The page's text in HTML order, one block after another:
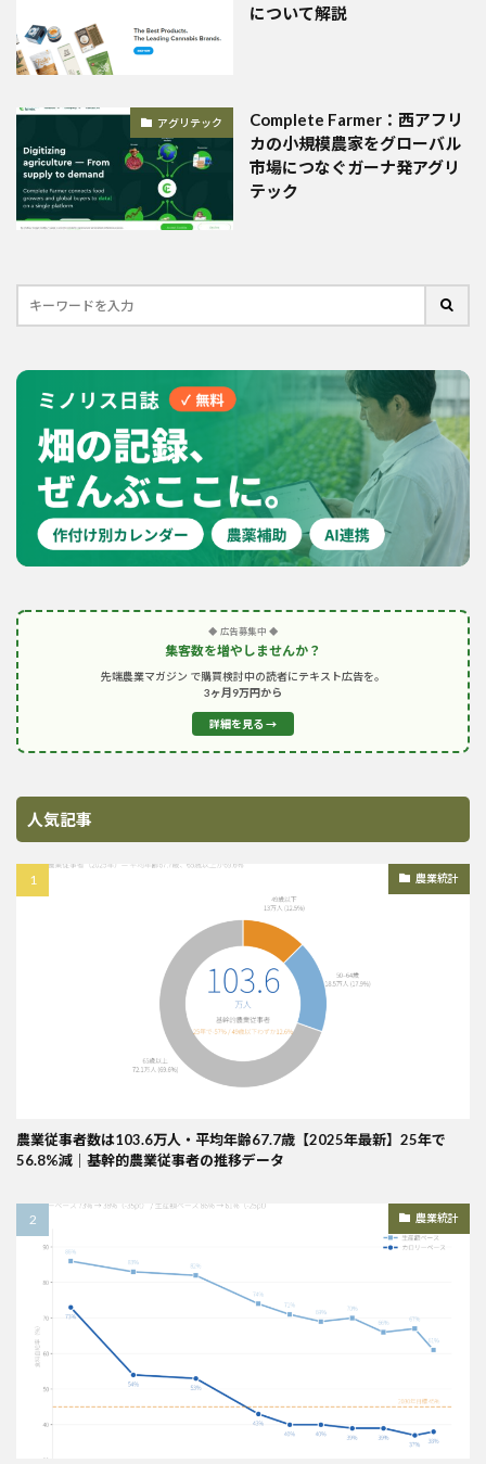
について解説
アグリテック
Complete Farmer：西アフリ
カの小規模農家をグローバル
市場につなぐガーナ発アグリ
テック
◆ 広告募集中 ◆
集客数を増やしませんか？
先端農業マガジン で購買検討中の読者にテキスト広告を。
3ヶ月9万円から
詳細を見る →
人気記事
農業統計
農業従事者数は103.6万人・平均年齢67.7歳【2025年最新】25年で
56.8%減｜基幹的農業従事者の推移データ
農業統計